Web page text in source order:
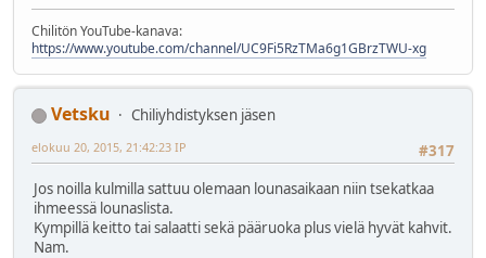
Chilitön YouTube-kanava:
https://www.youtube.com/channel/UC9Fi5RzTMa6g1GBrzTWU-xg
Vetsku
Chiliyhdistyksen jäsen
#317
elokuu 20, 2015, 21:42:23 IP
Jos noilla kulmilla sattuu olemaan lounasaikaan niin tsekatkaa
ihmeessä lounaslista.
Kympillä keitto tai salaatti sekä pääruoka plus vielä hyvät kahvit.
Nam.